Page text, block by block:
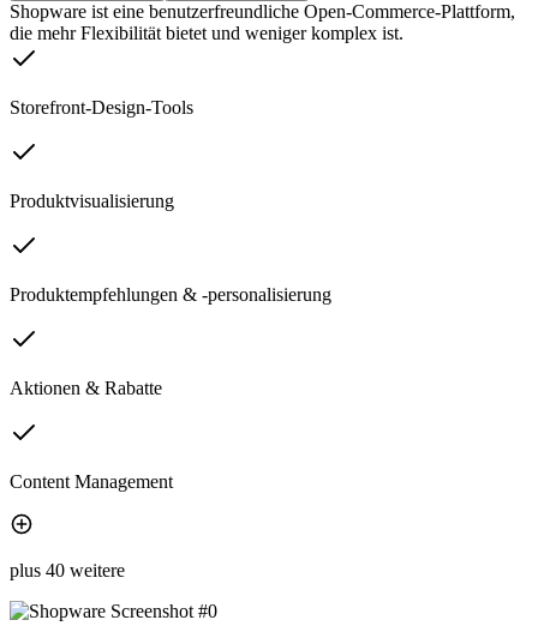
Shopware ist eine benutzerfreundliche Open-Commerce-Plattform,
die mehr Flexibilität bietet und weniger komplex ist.
Storefront-Design-Tools
Produktvisualisierung
Produktempfehlungen & -personalisierung
Aktionen & Rabatte
Content Management
plus 40 weitere